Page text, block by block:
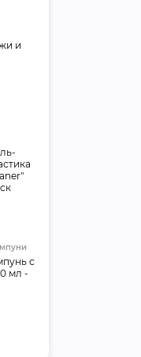
и
с
мл -